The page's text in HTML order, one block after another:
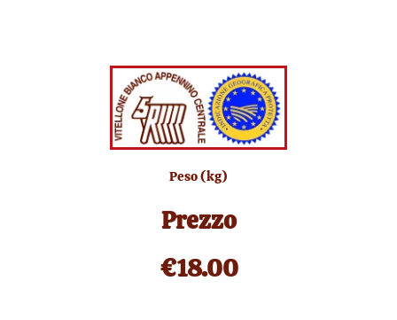
Peso (kg)
Prezzo
€18.00